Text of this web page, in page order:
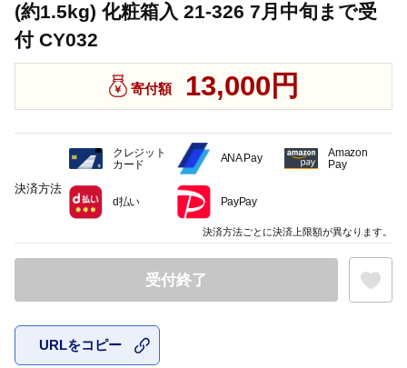
(約1.5kg) 化粧箱入 21-326 7月中旬まで受
付 CY032
寄付額 13,000円
受付終了
URLをコピー
決済方法
クレジット
カード
ANA Pay
Amazon
Pay
d払い PayPay
決済方法ごとに決済上限額が異なります。